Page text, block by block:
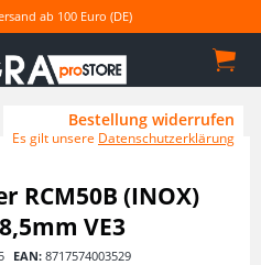
ab 100 Euro (DE)
RCM50B (INOX)
VE3
EAN: 8717574003529
Bestellung widerrufen
Es gilt unsere Datenschutzerklärung